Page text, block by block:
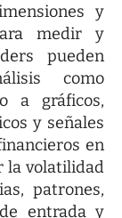
y
medir y
pueden
como
a gráficos,
y señales
en
la volatilidad
patrones,
entrada y